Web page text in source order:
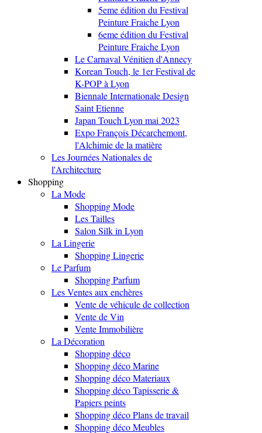
5eme édition du Festival
Peinture Fraiche Lyon
6eme édition du Festival
Peinture Fraiche Lyon
Le Carnaval Vénitien d'Annecy
Korean Touch, le 1er Festival de
K-POP à Lyon
Biennale Internationale Design
Saint Etienne
Japan Touch Lyon mai 2023
Expo François Décarchemont,
l'Alchimie de la matière
Les Journées Nationales de
l'Architecture
Shopping
La Mode
Shopping Mode
Les Tailles
Salon Silk in Lyon
La Lingerie
Shopping Lingerie
Le Parfum
Shopping Parfum
Les Ventes aux enchères
Vente de véhicule de collection
Vente de Vin
Vente Immobilière
La Décoration
Shopping déco
Shopping déco Marine
Shopping déco Materiaux
Shopping déco Tapisserie &
Papiers peints
Shopping déco Plans de travail
Shopping déco Meubles